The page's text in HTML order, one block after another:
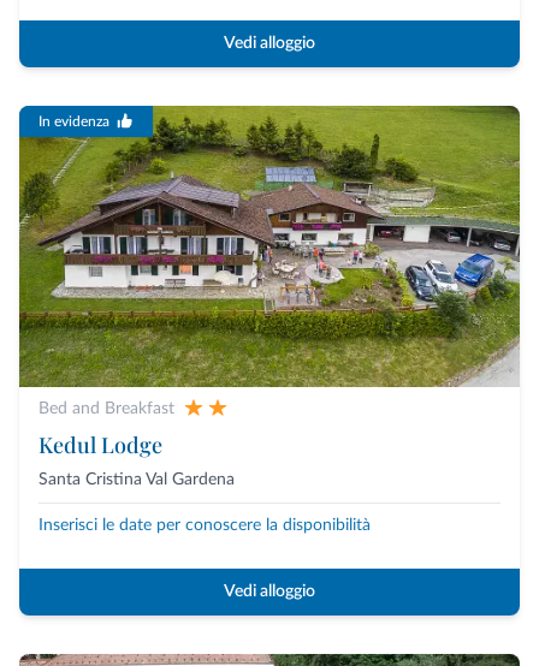
Vedi alloggio
In evidenza
Bed and Breakfast
Kedul Lodge
Santa Cristina Val Gardena
Inserisci le date per conoscere la disponibilità
Vedi alloggio